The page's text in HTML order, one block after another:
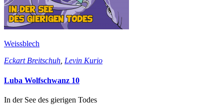
Weissblech
Eckart Breitschuh, Levin Kurio
Luba Wolfschwanz 10
In der See des gierigen Todes